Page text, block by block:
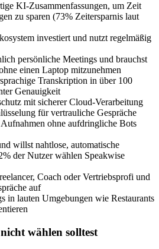
KI-Zusammenfassungen, um Zeit
zu sparen (73% Zeitersparnis laut
investiert und nutzt regelmäßig
persönliche Meetings und brauchst
einen Laptop mitzunehmen
Transkription in über 100
Genauigkeit
mit sicherer Cloud-Verarbeitung
für vertrauliche Gespräche
ohne aufdringliche Bots
willst nahtlose, automatische
der Nutzer wählen Speakwise
Coach oder Vertriebsprofi und
auf
in lauten Umgebungen wie Restaurants
wählen solltest